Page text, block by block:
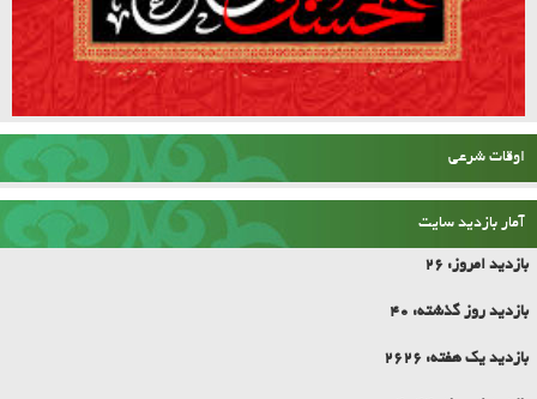
اوقات شرعی